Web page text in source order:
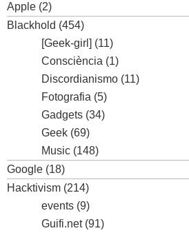
Apple (2)
Blackhold (454)
[Geek-girl] (11)
Consciència (1)
Discordianismo (11)
Fotografia (5)
Gadgets (34)
Geek (69)
Music (148)
Google (18)
Hacktivism (214)
events (9)
Guifi.net(91)